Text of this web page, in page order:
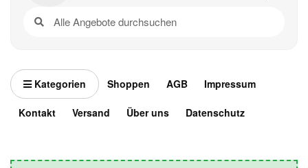
Kategorien Shoppen AGB Impressum
Kontakt Versand Über uns Datenschutz